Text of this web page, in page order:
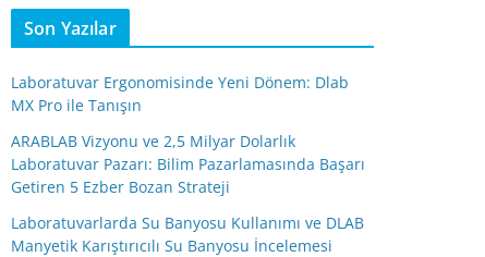
Son Yazılar
Laboratuvar Ergonomisinde Yeni Dönem: Dlab
MX Pro ile Tanışın
ARABLAB Vizyonu ve 2,5 Milyar Dolarlık
Laboratuvar Pazarı: Bilim Pazarlamasında Başarı
Getiren 5 Ezber Bozan Strateji
Laboratuvarlarda Su Banyosu Kullanımı ve DLAB
Manyetik Karıştırıcılı Su Banyosu İncelemesi